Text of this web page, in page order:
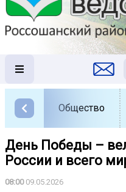
Общество
День Победы –
России и всего
08:0009.05.2026